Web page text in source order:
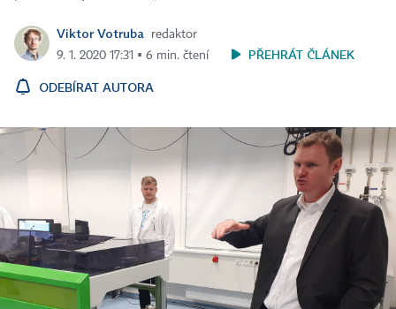
Viktor Votruba
redaktor
9. 1. 2020 17:31 ▪ 6 min. čtení
PŘEHRÁT ČLÁNEK
ODEBÍRAT AUTORA